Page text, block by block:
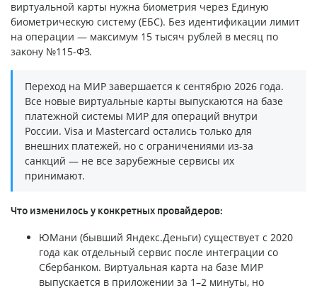
виртуальной карты нужна биометрия через Единую
биометрическую систему (ЕБС). Без идентификации лимит
на операции — максимум 15 тысяч рублей в месяц по
закону №115-ФЗ.
Переход на МИР завершается к сентябрю 2026 года.
Все новые виртуальные карты выпускаются на базе
платежной системы МИР для операций внутри
России. Visa и Mastercard остались только для
внешних платежей, но с ограничениями из-за
санкций — не все зарубежные сервисы их
принимают.
Что изменилось у конкретных провайдеров:
ЮМани (бывший Яндекс.Деньги) существует с 2020
года как отдельный сервис после интеграции со
Сбербанком. Виртуальная карта на базе МИР
выпускается в приложении за 1–2 минуты, но